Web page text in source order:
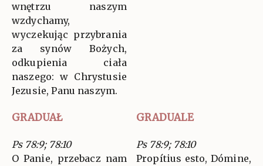
wnętrzu naszym
wzdychamy,
wyczekując przybrania
za synów Bożych,
odkupienia ciała
naszego: w Chrystusie
Jezusie, Panu naszym.
GRADUAŁ GRADUALE
Ps 78:9; 78:10
O Panie, przebacz nam
Ps 78:9; 78:10
Propítius esto, Dómine,